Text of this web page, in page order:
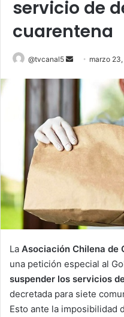
servicio de
cuarentena
@tvcanal5
Send marzo
La Asociación Chilena de
una petición especial al
suspender los servicios
decretada para siete
Esto ante la imposibilidad